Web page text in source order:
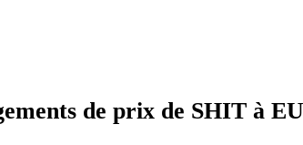
de prix de SHIT à